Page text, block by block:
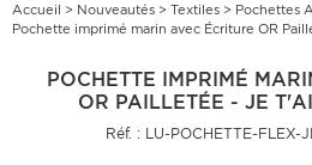
Accueil > Nouveautés > Textiles > Pochettes
Pochette imprimé marin avec Écriture OR
POCHETTE IMPRIMÉ
OR PAILLETÉE - JE
Réf. : LU-POCHETTE-FLEX-